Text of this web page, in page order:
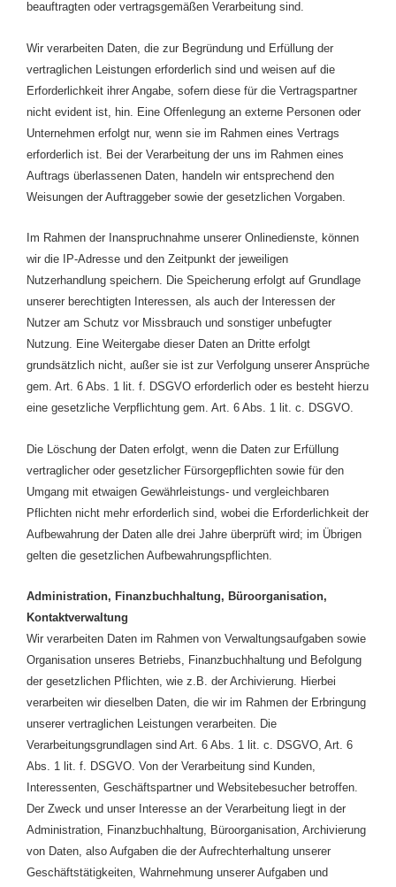
beauftragten oder vertragsgemäßen Verarbeitung sind.
Wir verarbeiten Daten, die zur Begründung und Erfüllung der
vertraglichen Leistungen erforderlich sind und weisen auf die
Erforderlichkeit ihrer Angabe, sofern diese für die Vertragspartner
nicht evident ist, hin. Eine Offenlegung an externe Personen oder
Unternehmen erfolgt nur, wenn sie im Rahmen eines Vertrags
erforderlich ist. Bei der Verarbeitung der uns im Rahmen eines
Auftrags überlassenen Daten, handeln wir entsprechend den
Weisungen der Auftraggeber sowie der gesetzlichen Vorgaben.
Im Rahmen der Inanspruchnahme unserer Onlinedienste, können
wir die IP-Adresse und den Zeitpunkt der jeweiligen
Nutzerhandlung speichern. Die Speicherung erfolgt auf Grundlage
unserer berechtigten Interessen, als auch der Interessen der
Nutzer am Schutz vor Missbrauch und sonstiger unbefugter
Nutzung. Eine Weitergabe dieser Daten an Dritte erfolgt
grundsätzlich nicht, außer sie ist zur Verfolgung unserer Ansprüche
gem. Art. 6 Abs. 1 lit. f. DSGVO erforderlich oder es besteht hierzu
eine gesetzliche Verpflichtung gem. Art. 6 Abs. 1 lit. c. DSGVO.
Die Löschung der Daten erfolgt, wenn die Daten zur Erfüllung
vertraglicher oder gesetzlicher Fürsorgepflichten sowie für den
Umgang mit etwaigen Gewährleistungs- und vergleichbaren
Pflichten nicht mehr erforderlich sind, wobei die Erforderlichkeit der
Aufbewahrung der Daten alle drei Jahre überprüft wird; im Übrigen
gelten die gesetzlichen Aufbewahrungspflichten.
Administration, Finanzbuchhaltung, Büroorganisation,
Kontaktverwaltung
Wir verarbeiten Daten im Rahmen von Verwaltungsaufgaben sowie
Organisation unseres Betriebs, Finanzbuchhaltung und Befolgung
der gesetzlichen Pflichten, wie z.B. der Archivierung. Hierbei
verarbeiten wir dieselben Daten, die wir im Rahmen der Erbringung
unserer vertraglichen Leistungen verarbeiten. Die
Verarbeitungsgrundlagen sind Art. 6 Abs. 1 lit. c. DSGVO, Art. 6
Abs. 1 lit. f. DSGVO. Von der Verarbeitung sind Kunden,
Interessenten, Geschäftspartner und Websitebesucher betroffen.
Der Zweck und unser Interesse an der Verarbeitung liegt in der
Administration, Finanzbuchhaltung, Büroorganisation, Archivierung
von Daten, also Aufgaben die der Aufrechterhaltung unserer
Geschäftstätigkeiten, Wahrnehmung unserer Aufgaben und